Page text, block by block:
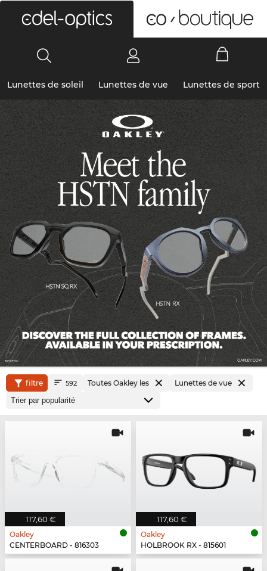
Lunettes de soleil Lunettes de vue Lunettes de sport
filtre 592 Toutes Oakley les Lunettes de vue
117,60 €
Oakley
CENTERBOARD - 816303
117,60 €
Oakley
HOLBROOK RX - 815601